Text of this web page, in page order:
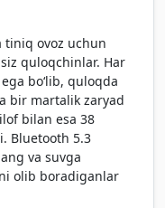
tiniq ovoz uchun
quloqchinlar. Har
boʻlib, quloqda
bir martalik zaryad
bilan esa 38
Bluetooth 5.3
va suvga
olib boradiganlar